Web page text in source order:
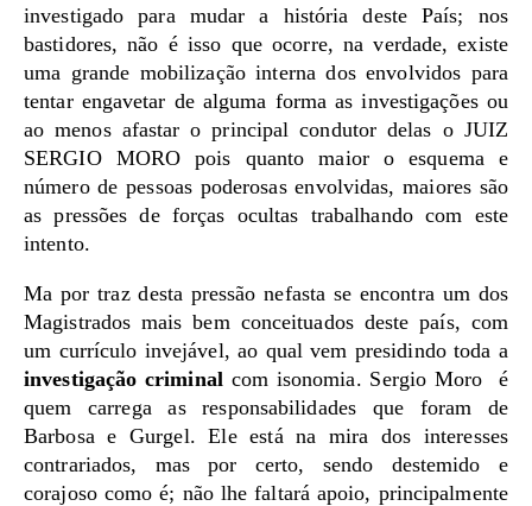
investigado para mudar a história deste País; nos
bastidores, não é isso que ocorre, na verdade, existe
uma grande mobilização interna dos envolvidos para
tentar engavetar de alguma forma as investigações ou
ao menos afastar o principal condutor delas o JUIZ
SERGIO MORO pois quanto maior o esquema e
número de pessoas poderosas envolvidas, maiores são
as pressões de forças ocultas trabalhando com este
intento.
Ma por traz desta pressão nefasta se encontra um dos
Magistrados mais bem conceituados deste país, com
um currículo invejável, ao qual vem presidindo toda a
investigação criminalcom isonomia. Sergio Moro é
quem carrega as responsabilidades que foram de
Barbosa e Gurgel. Ele está na mira dos interesses
contrariados, mas por certo, sendo destemido e
corajoso como é; não lhe faltará apoio, principalmente